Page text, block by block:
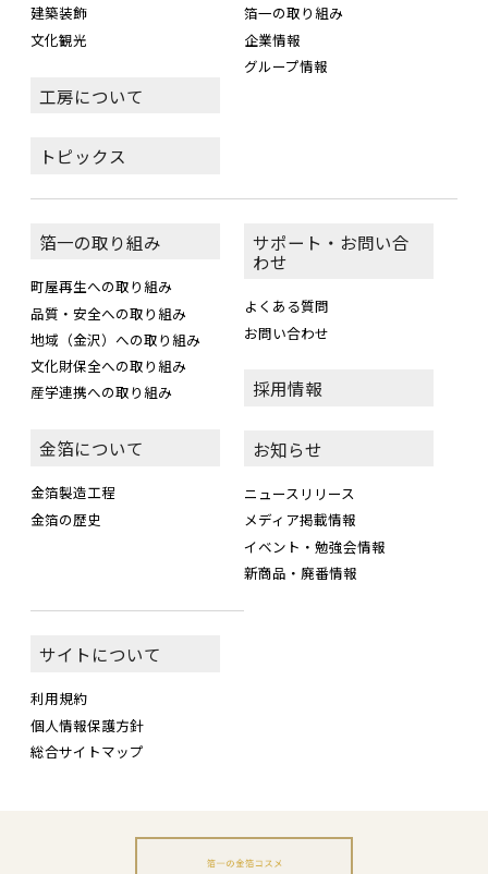
建築装飾
文化観光
工房について
トピックス
箔一の取り組み
企業情報
グループ情報
箔一の取り組み
町屋再生への取り組み
品質・安全への取り組み
地域（金沢）への取り組み
文化財保全への取り組み
産学連携への取り組み
金箔について
金箔製造工程
金箔の歴史
サポート・お問い合
わせ
よくある質問
お問い合わせ
採用情報
お知らせ
ニュースリリース
メディア掲載情報
イベント・勉強会情報
新商品・廃番情報
サイトについて
利用規約
個人情報保護方針
総合サイトマップ